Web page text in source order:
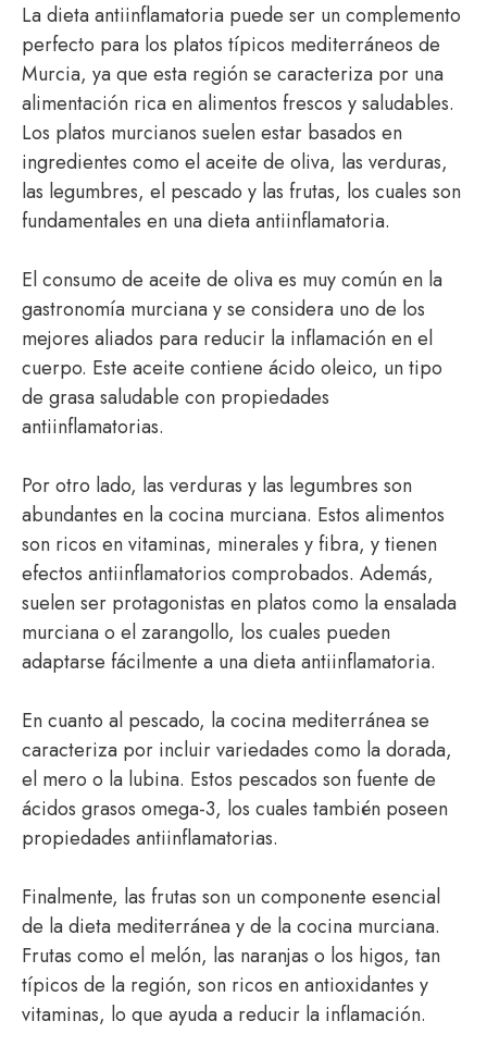
La dieta antiinflamatoria puede ser un complemento
perfecto para los platos típicos mediterráneos de
Murcia, ya que esta región se caracteriza por una
alimentación rica en alimentos frescos y saludables.
Los platos murcianos suelen estar basados en
ingredientes como el aceite de oliva, las verduras,
las legumbres, el pescado y las frutas, los cuales son
fundamentales en una dieta antiinflamatoria.
El consumo de aceite de oliva es muy común en la
gastronomía murciana y se considera uno de los
mejores aliados para reducir la inflamación en el
cuerpo. Este aceite contiene ácido oleico, un tipo
de grasa saludable con propiedades
antiinflamatorias.
Por otro lado, las verduras y las legumbres son
abundantes en la cocina murciana. Estos alimentos
son ricos en vitaminas, minerales y fibra, y tienen
efectos antiinflamatorios comprobados. Además,
suelen ser protagonistas en platos como la ensalada
murciana o el zarangollo, los cuales pueden
adaptarse fácilmente a una dieta antiinflamatoria.
En cuanto al pescado, la cocina mediterránea se
caracteriza por incluir variedades como la dorada,
el mero o la lubina. Estos pescados son fuente de
ácidos grasos omega-3, los cuales también poseen
propiedades antiinflamatorias.
Finalmente, las frutas son un componente esencial
de la dieta mediterránea y de la cocina murciana.
Frutas como el melón, las naranjas o los higos, tan
típicos de la región, son ricos en antioxidantes y
vitaminas, lo que ayuda a reducir la inflamación.